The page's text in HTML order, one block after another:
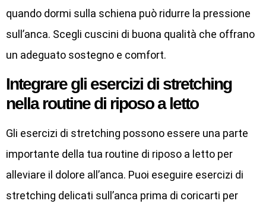
quando dormi sulla schiena può ridurre la pressione
sull’anca. Scegli cuscini di buona qualità che offrano
un adeguato sostegno e comfort.
Integrare gli esercizi di stretching
nella routine di riposo a letto
Gli esercizi di stretching possono essere una parte
importante della tua routine di riposo a letto per
alleviare il dolore all’anca. Puoi eseguire esercizi di
stretching delicati sull’anca prima di coricarti per